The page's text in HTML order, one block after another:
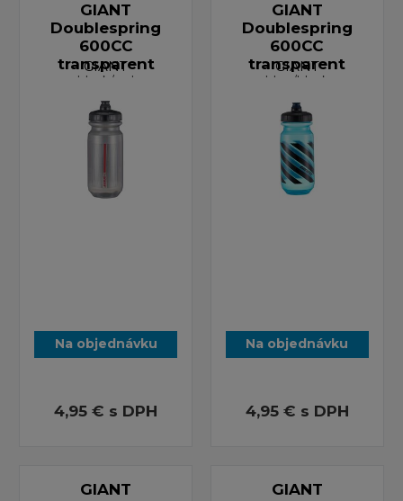
GIANT
Doublespring
600CC
transparent
black/red
GIANT
Na objednávku
4,95 € s DPH
GIANT
Doublespring
600CC
transparent
blue/black
GIANT
Na objednávku
4,95 € s DPH
GIANT
GIANT